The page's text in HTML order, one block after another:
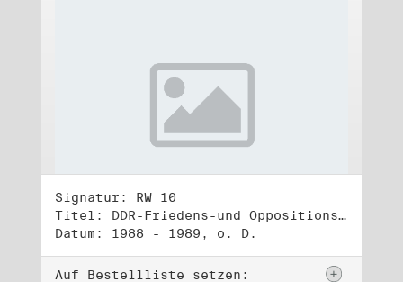
Signatur: RW 10
Titel: DDR-Friedens-und Oppositionsbewegung (3)
Datum: 1988 - 1989, o. D.
Auf Bestellliste setzen: